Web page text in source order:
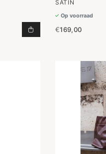
SHOPPING BAG L
SATIN
Op voorraad
€169,00